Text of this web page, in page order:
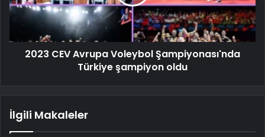
2023 CEV Avrupa Voleybol Şampiyonası'nda
Türkiye şampiyon oldu
İlgili Makaleler